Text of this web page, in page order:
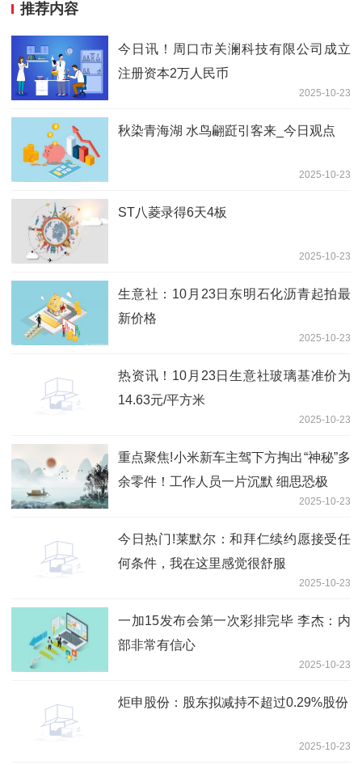
推荐内容
今日讯！周口市关澜科技有限公司成立
注册资本2万人民币
2025-10-23
秋染青海湖 水鸟翩跹引客来_今日观点
2025-10-23
ST八菱录得6天4板
2025-10-23
生意社：10月23日东明石化沥青起拍最
新价格
2025-10-23
热资讯！10月23日生意社玻璃基准价为
14.63元/平方米
2025-10-23
重点聚焦!小米新车主驾下方掏出“神秘”多
余零件！工作人员一片沉默 细思恐极
2025-10-23
今日热门!莱默尔：和拜仁续约愿接受任
何条件，我在这里感觉很舒服
2025-10-23
一加15发布会第一次彩排完毕 李杰：内
部非常有信心
2025-10-23
炬申股份：股东拟减持不超过0.29%股份
2025-10-23